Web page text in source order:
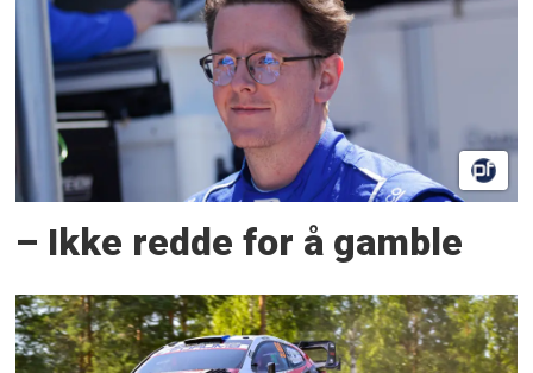
– Ikke redde for å gamble